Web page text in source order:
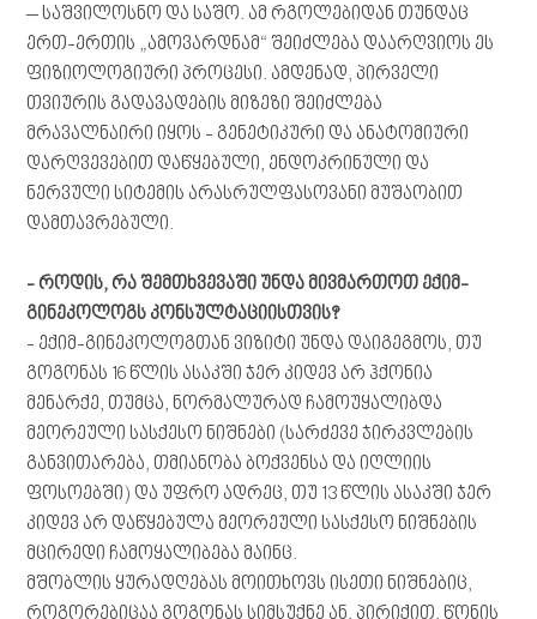
– საშვილოსნო და საშო. ამ რგოლებიდან თუნდაც
ერთ-ერთის „ამოვარდნამ“ შეიძლება დაარღვიოს ეს
ფიზიოლოგიური პროცესი. ამდენად, პირველი
თვიურის გადავადების მიზეზი შეიძლება
მრავალნაირი იყოს - გენეტიკური და ანატომიური
დარღვევებით დაწყებული, ენდოკრინული და
ნერვული სიტემის არასრულფასოვანი მუშაობით
დამთავრებული.
- როდის, რა შემთხვევაში უნდა მივმართოთ ექიმ-
გინეკოლოგს კონსულტაციისთვის?
- ექიმ-გინეკოლოგთან ვიზიტი უნდა დაიგეგმოს, თუ
გოგონას 16 წლის ასაკში ჯერ კიდევ არ ჰქონია
მენარქე, თუმცა, ნორმალურად ჩამოუყალიბდა
მეორეული სასქესო ნიშნები (სარძევე ჯირკვლების
განვითარება, თმიანობა ბოქვენსა და იღლიის
ფოსოებში) და უფრო ადრეც, თუ 13 წლის ასაკში ჯერ
კიდევ არ დაწყებულა მეორეული სასქესო ნიშნების
მცირედი ჩამოყალიბება მაინც.
მშობლის ყურადღებას მოითხოვს ისეთი ნიშნებიც,